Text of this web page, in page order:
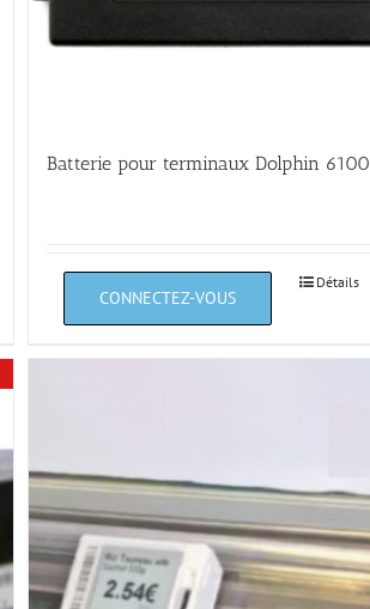
Batterie pour terminaux Dolphin 6100
Détails